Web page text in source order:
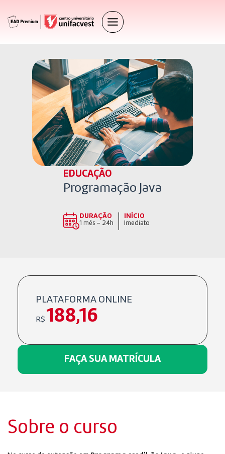
EDUCAÇÃO
Programação Java
DURAÇÃO
1 mês – 24h
INÍCIO
Imediato
Sobre o curso
PLATAFORMA ONLINE
R$ 188,16
FAÇA SUA MATRÍCULA